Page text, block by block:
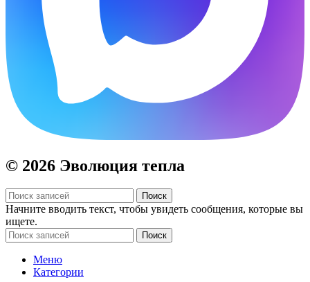
© 2026 Эволюция тепла
Поиск
Начните вводить текст, чтобы увидеть сообщения, которые вы
ищете.
Поиск
Меню
Категории